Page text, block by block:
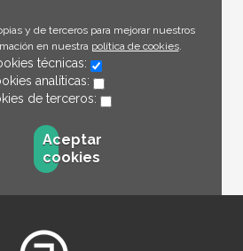
y de terceros para mejorar nuestros
en nuestra política de cookies.
técnicas:
analíticas:
de terceros:
Aceptar
cookies